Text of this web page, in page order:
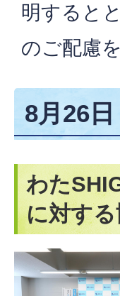
明すると
のご配慮
8月26日
わた
に対す